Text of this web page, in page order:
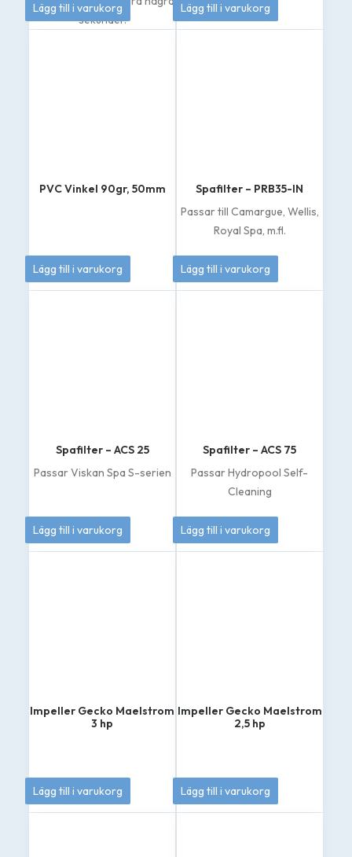
sekunder.
Lägg till i varukorg Lägg till i varukorg
PVC Vinkel 90gr, 50mm
70kr
Lägg till i varukorg
Spafilter – PRB35-IN
Passar till Camargue, Wellis,
Royal Spa, m.fl.
439kr
Lägg till i varukorg
Spafilter – ACS 25
Passar Viskan Spa S-serien
369kr
Lägg till i varukorg
Spafilter – ACS 75
Passar Hydropool Self-
Cleaning
695kr
Lägg till i varukorg
Impeller Gecko Maelstrom
3 hp
385kr
Lägg till i varukorg
Impeller Gecko Maelstrom
2,5 hp
385kr
Lägg till i varukorg